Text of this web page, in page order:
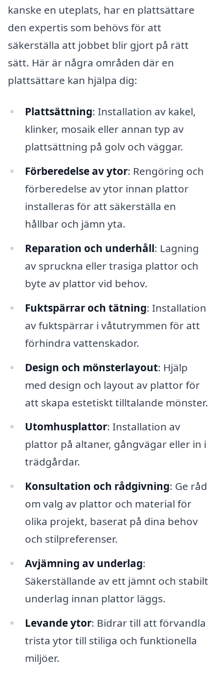
kanske en uteplats, har en plattsättare
den expertis som behövs för att
säkerställa att jobbet blir gjort på rätt
sätt. Här är några områden där en
plattsättare kan hjälpa dig:
Plattsättning: Installation av kakel,
klinker, mosaik eller annan typ av
plattsättning på golv och väggar.
Förberedelse av ytor: Rengöring och
förberedelse av ytor innan plattor
installeras för att säkerställa en
hållbar och jämn yta.
Reparation och underhåll: Lagning
av spruckna eller trasiga plattor och
byte av plattor vid behov.
Fuktspärrar och tätning: Installation
av fuktspärrar i våtutrymmen för att
förhindra vattenskador.
Design och mönsterlayout: Hjälp
med design och layout av plattor för
att skapa estetiskt tilltalande mönster.
Utomhusplattor: Installation av
plattor på altaner, gångvägar eller in i
trädgårdar.
Konsultation och rådgivning: Ge råd
om valg av plattor och material för
olika projekt, baserat på dina behov
och stilpreferenser.
Avjämning av underlag:
Säkerställande av ett jämnt och stabilt
underlag innan plattor läggs.
Levande ytor: Bidrar till att förvandla
trista ytor till stiliga och funktionella
miljöer.